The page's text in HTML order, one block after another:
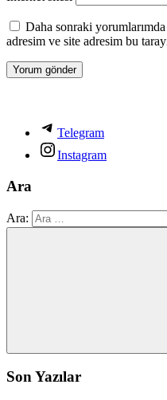
Daha sonraki
adresim ve site adresim bu
Telegram
Instagram
Ara
Ara:
Son Yazılar